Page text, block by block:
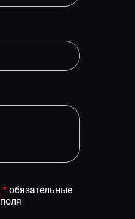
* обязательные
поля